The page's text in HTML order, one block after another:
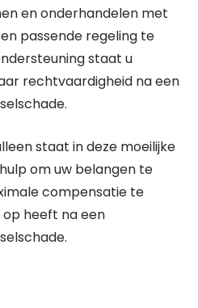
en onderhandelen met
passende regeling te
staat u
rechtvaardigheid na een
staat in deze moeilijke
om uw belangen te
compensatie te
heeft na een